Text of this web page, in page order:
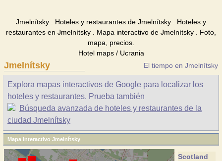
Jmelnítsky . Hoteles y restaurantes de Jmelnítsky . Hoteles y
restaurantes en Jmelnítsky . Mapa interactivo de Jmelnítsky . Foto,
mapa, precios.
Hotel maps / Ucrania
Jmelnítsky El tiempo en Jmelnítsky
Explora mapas interactivos de Google para localizar los
hoteles y restaurantes. Prueba también
Búsqueda avanzada de hoteles y restaurantes de la
ciudad Jmelnítsky
Mapa interactivo Jmelnítsky
Scotland